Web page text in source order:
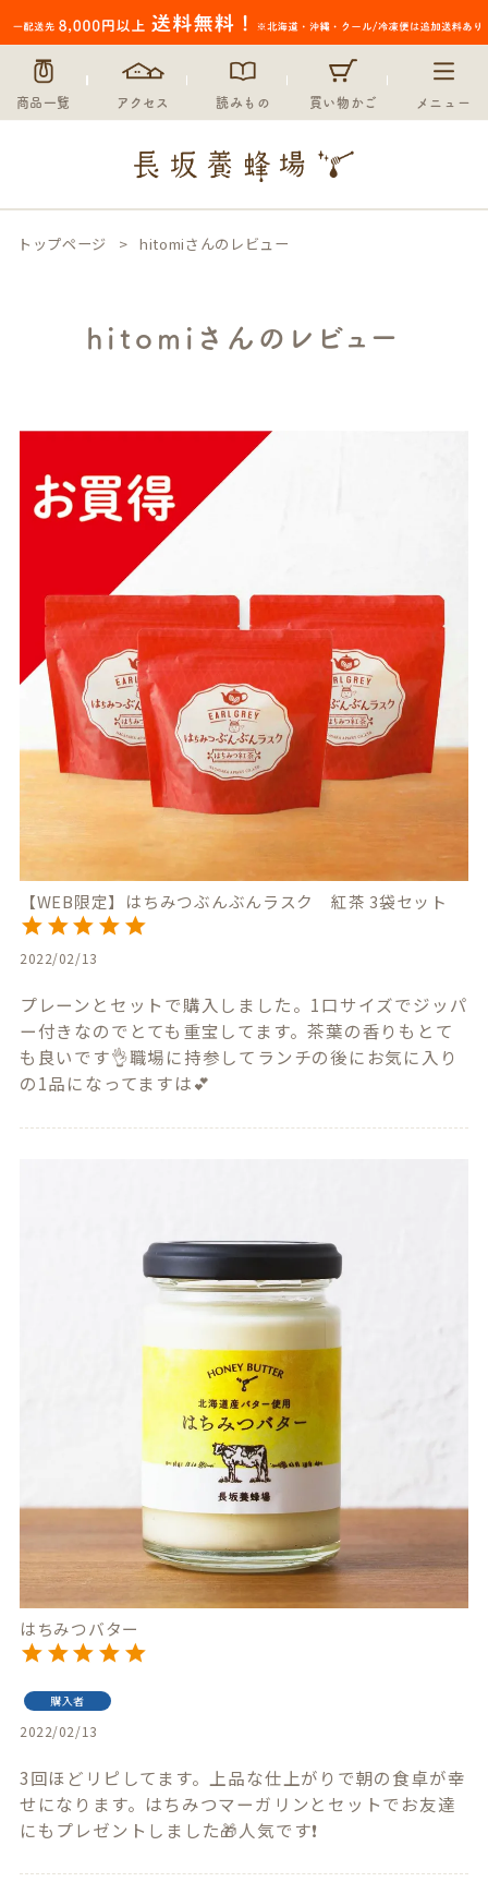
商品一覧 アクセス 読みもの 買い物かご メニュー
トップページ hitomiさんのレビュー
hitomiさんのレビュー
【WEB限定】はちみつぶんぶんラスク 紅茶 3袋セット
2022/02/13
プレーンとセットで購入しました。1口サイズでジッパ
ー付きなのでとても重宝してます。茶葉の香りもとて
も良いです👌職場に持参してランチの後にお気に入り
の1品になってますは💕
はちみつバター
購入者
2022/02/13
3回ほどリピしてます。上品な仕上がりで朝の食卓が幸
せになります。はちみつマーガリンとセットでお友達
にもプレゼントしました🎁人気です❗